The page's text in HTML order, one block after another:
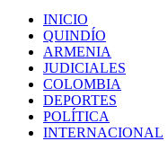
INICIO
QUINDÍO
ARMENIA
JUDICIALES
COLOMBIA
DEPORTES
POLÍTICA
INTERNACIONAL